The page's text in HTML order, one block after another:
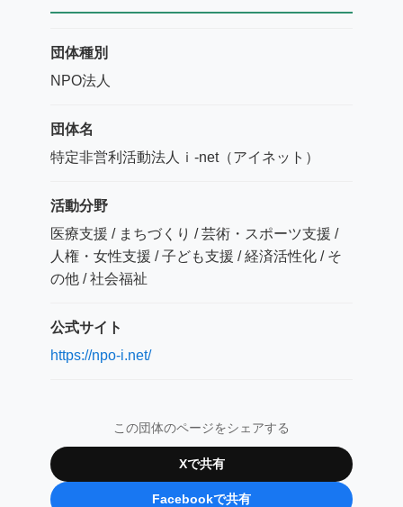
団体種別
NPO法人
団体名
特定非営利活動法人ｉ‐net（アイネット）
活動分野
医療支援 / まちづくり / 芸術・スポーツ支援 /
人権・女性支援 / 子ども支援 / 経済活性化 / そ
の他 / 社会福祉
公式サイト
https://npo-i.net/
この団体のページをシェアする
Xで共有
Facebookで共有